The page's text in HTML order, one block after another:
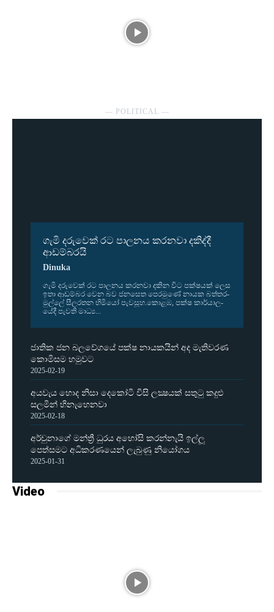
― POLITICAL ―
ගැමි දරුවෙක් රට පාලනය කරනවා දකිද්දී
ආඩම්බරයි
Dinuka
ගැමි දරු­වෙක් රට පාල­නය කර­නවා දකින විට පක්ෂ­යක් ලෙස
ඉතා ආඩ­ම්බර වෙන බව ජන­සෙත පෙර­මුණේ නායක බත්ත­ර­
මුල්ලේ සීල­ර­තන හිමියෝ පැව­සූහ.කොළඹ, පක්ෂ කාර්යා­ල­
යේදී පැවති මාධ්‍ය...
ජාතික ජන බලවේගයේ පක්ෂ නායකයින් අද මැතිවරණ
කොමිසම හමුවට
2025-02-19
අයවැය හොද නිසා දෙකෝටි විසි ලක්‍ෂයක් සතුටු කදුළු
සලමින් හිනැහෙනවා
2025-02-18
අර්චුනාගේ මන්ත්‍රී ධුරය අහෝසි කරන්නැයි ඉල්ලූ
පෙත්සමට අධිකරණයෙන් ලැබුණු නියෝගය
2025-01-31
Video